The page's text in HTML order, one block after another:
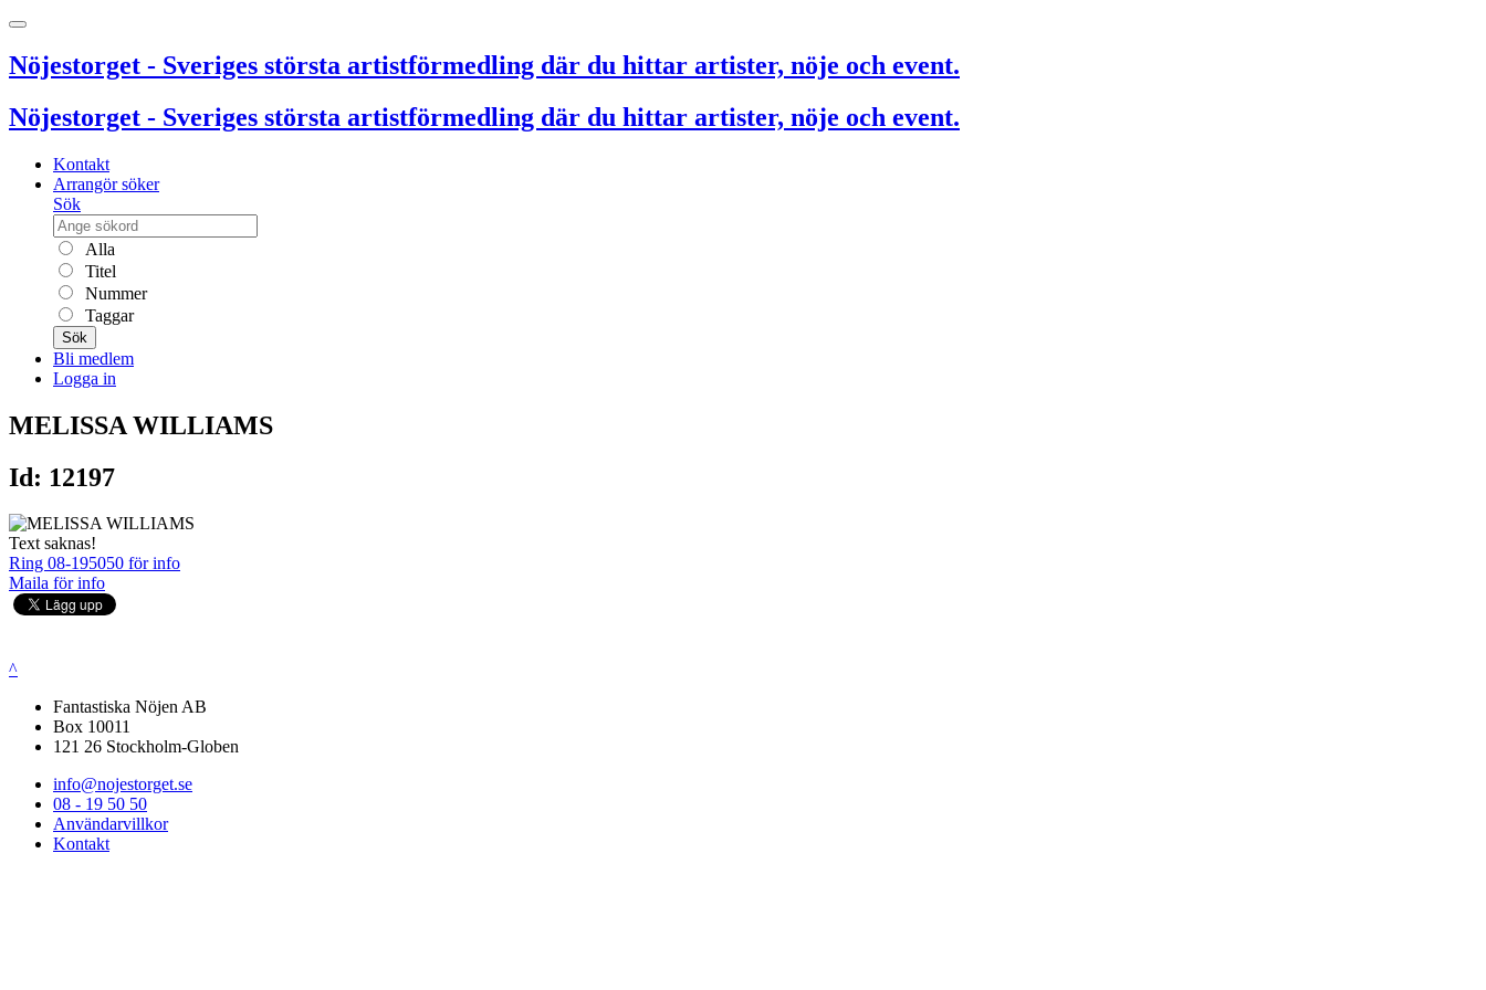
Nöjestorget - Sveriges största artistförmedling där du hittar artister, nöje och event.
Nöjestorget - Sveriges största artistförmedling där du hittar artister, nöje och event.
Kontakt
Arrangör söker
Sök
Alla
Titel
Nummer
Taggar
Sök
Bli medlem
Logga in
MELISSA WILLIAMS
Id: 12197
Text saknas!
Ring 08-195050 för info
Maila för info
^
Fantastiska Nöjen AB
Box 10011
121 26 Stockholm-Globen
info@nojestorget.se
08 - 19 50 50
Användarvillkor
Kontakt